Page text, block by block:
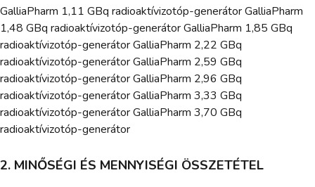
GalliaPharm 1,11 GBq radioaktívizotóp-generátor GalliaPharm
1,48 GBq radioaktívizotóp-generátor GalliaPharm 1,85 GBq
radioaktívizotóp-generátor GalliaPharm 2,22 GBq
radioaktívizotóp-generátor GalliaPharm 2,59 GBq
radioaktívizotóp-generátor GalliaPharm 2,96 GBq
radioaktívizotóp-generátor GalliaPharm 3,33 GBq
radioaktívizotóp-generátor GalliaPharm 3,70 GBq
radioaktívizotóp-generátor
2. MINŐSÉGI ÉS MENNYISÉGI ÖSSZETÉTEL